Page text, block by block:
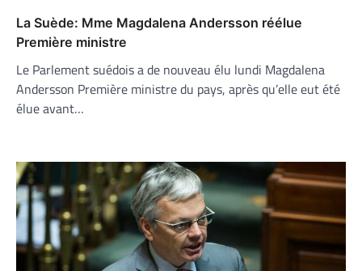
La Suède: Mme Magdalena Andersson réélue
Première ministre
Le Parlement suédois a de nouveau élu lundi Magdalena
Andersson Première ministre du pays, après qu’elle eut été
élue avant…